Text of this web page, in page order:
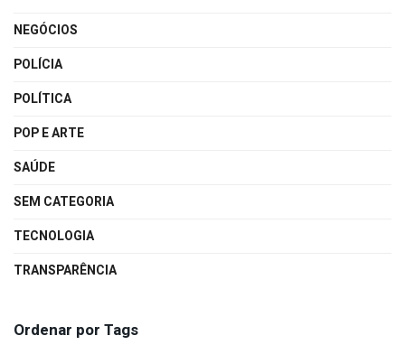
NEGÓCIOS
POLÍCIA
POLÍTICA
POP E ARTE
SAÚDE
SEM CATEGORIA
TECNOLOGIA
TRANSPARÊNCIA
Ordenar por Tags